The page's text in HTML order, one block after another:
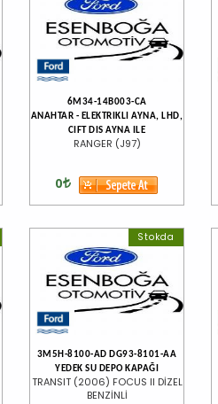
6M34-14B003-CA
ANAHTAR - ELEKTRIKLI AYNA, LHD,
CIFT DIS AYNA ILE
RANGER (J97)
0
Stokda
3M5H-8100-AD DG93-8101-AA
YEDEK SU DEPO KAPAĞI
TRANSIT (2006) FOCUS II DİZEL
BENZİNLİ